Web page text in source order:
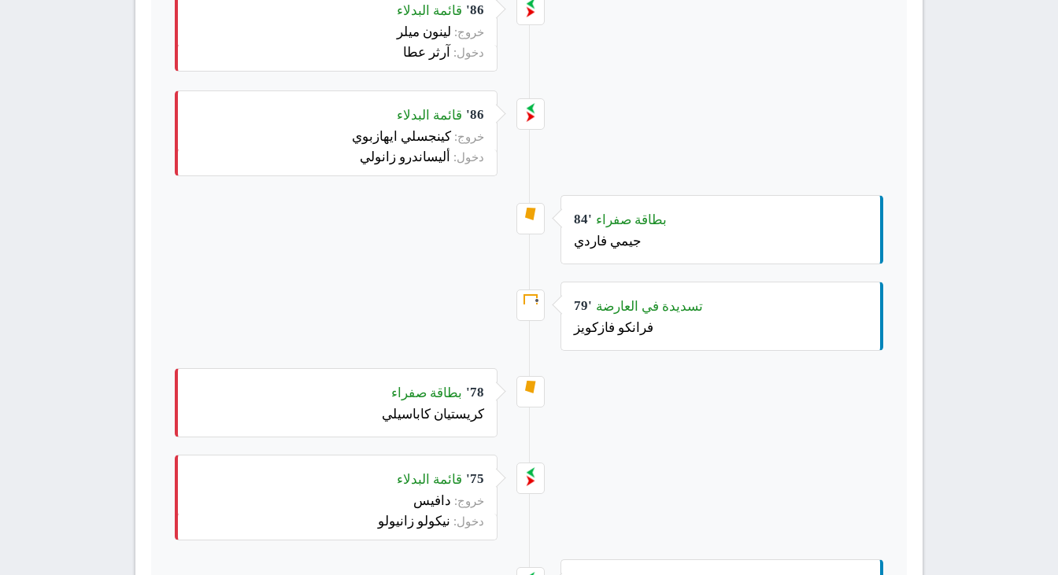
86' قائمة البدلاء
خروج: لينون ميلر
دخول: آرثر عطا
86' قائمة البدلاء
خروج: كينجسلي ايهازبوي
دخول: أليساندرو زانولي
84' بطاقة صفراء
جيمي فاردي
79' تسديدة في العارضة
فرانكو فازكويز
78'
بطاقة صفراء
كريستيان كاباسيلي
75' قائمة البدلاء
خروج: دافيس
دخول: نيكولو زانيولو